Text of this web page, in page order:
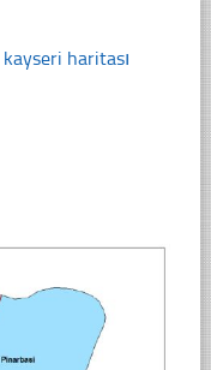
kayseri haritası